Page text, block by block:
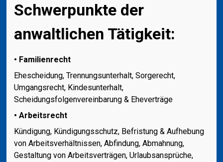
Schwerpunkte der
anwaltlichen Tätigkeit:
• Familienrecht
Ehescheidung, Trennungsunterhalt, Sorgerecht,
Umgangsrecht, Kindesunterhalt,
Scheidungsfolgenvereinbarung & Eheverträge
• Arbeitsrecht
Kündigung, Kündigungsschutz, Befristung & Aufhebung
von Arbeitsverhältnissen, Abfindung, Abmahnung,
Gestaltung von Arbeitsverträgen, Urlaubsansprüche,